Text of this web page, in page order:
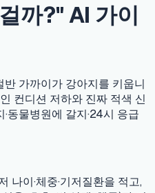
까?" AI 가이
가까이가 강아지를 키웁니
컨디션 저하와 진짜 적색 신
동물병원에 갈지·24시 응급
나이·체중·기저질환을 적고,